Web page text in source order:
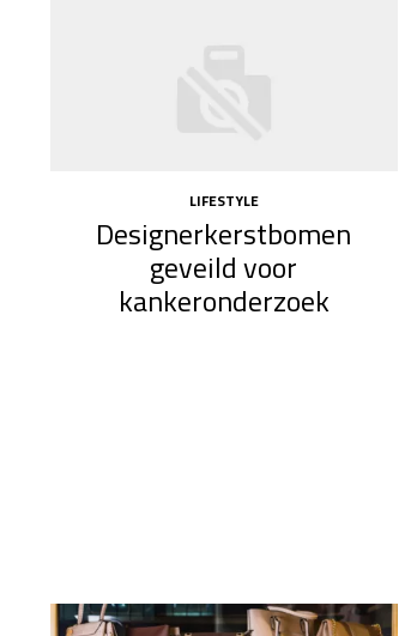
LIFESTYLE
Designerkerstbomen
geveild voor
kankeronderzoek